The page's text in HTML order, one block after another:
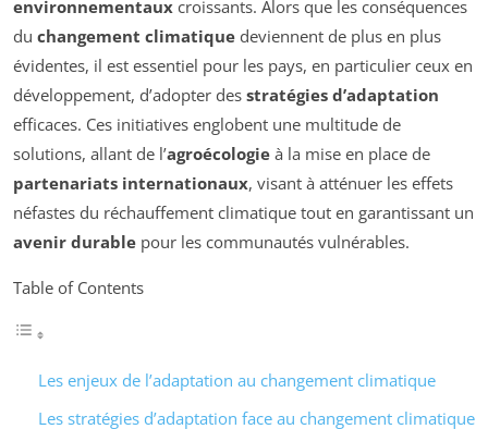
environnementaux croissants. Alors que les conséquences
du changement climatique deviennent de plus en plus
évidentes, il est essentiel pour les pays, en particulier ceux en
développement, d’adopter des stratégies d’adaptation
efficaces. Ces initiatives englobent une multitude de
solutions, allant de l’agroécologie à la mise en place de
partenariats internationaux, visant à atténuer les effets
néfastes du réchauffement climatique tout en garantissant un
avenir durable pour les communautés vulnérables.
Table of Contents
Les enjeux de l’adaptation au changement climatique
Les stratégies d’adaptation face au changement climatique